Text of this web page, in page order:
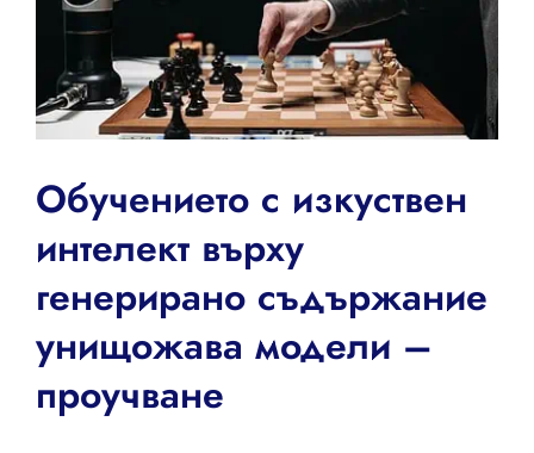
Обучението с изкуствен
интелект върху
генерирано съдържание
унищожава модели –
проучване